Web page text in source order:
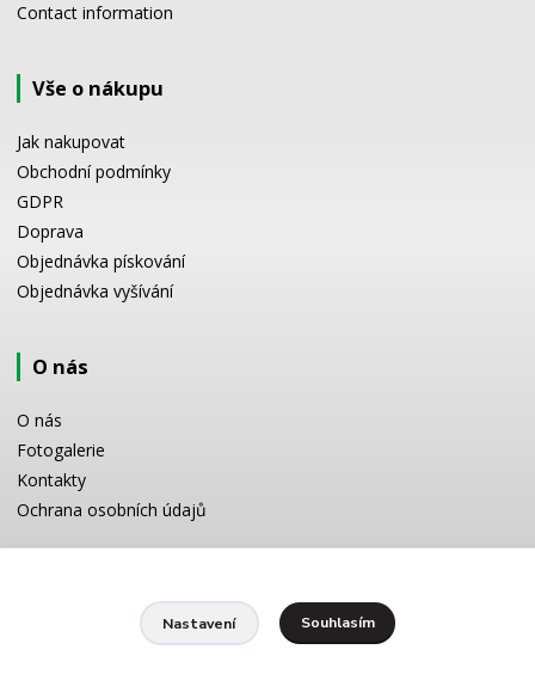
Contact information
Vše o nákupu
Jak nakupovat
Obchodní podmínky
GDPR
Doprava
Objednávka pískování
Objednávka vyšívání
O nás
O nás
Fotogalerie
Kontakty
Ochrana osobních údajů
Potřebujete poradit s výběrem? Neváhejte se zeptat:
Nastavení Souhlasím